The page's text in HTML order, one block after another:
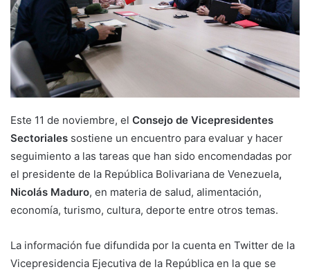
Este 11 de noviembre, el Consejo de Vicepresidentes
Sectoriales sostiene un encuentro para evaluar y hacer
seguimiento a las tareas que han sido encomendadas por
el presidente de la República Bolivariana de Venezuela,
Nicolás Maduro, en materia de salud, alimentación,
economía, turismo, cultura, deporte entre otros temas.
La información fue difundida por la cuenta en Twitter de la
Vicepresidencia Ejecutiva de la República en la que se